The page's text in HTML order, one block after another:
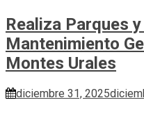
Realiza Parques
Mantenimiento
Montes Urales
diciembre 31, 2025